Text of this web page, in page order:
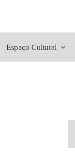
Espaço Cultural